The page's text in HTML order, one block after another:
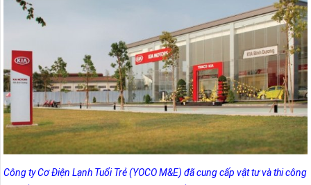
Công ty Cơ Điện Lạnh Tuổi Trẻ (YOCO M&E) đã cung cấp vật tư và thi công